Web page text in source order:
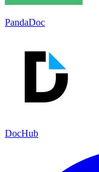
PandaDoc
DocHub